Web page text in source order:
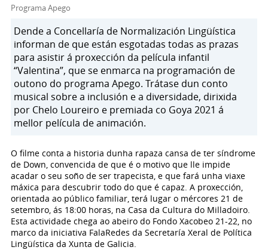
Programa Apego
Dende a Concellaría de Normalización Lingüística
informan de que están esgotadas todas as prazas
para asistir á proxección da película infantil
“Valentina”, que se enmarca na programación de
outono do programa Apego. Trátase dun conto
musical sobre a inclusión e a diversidade, dirixida
por Chelo Loureiro e premiada co Goya 2021 á
mellor película de animación.
O filme conta a historia dunha rapaza cansa de ter síndrome
de Down, convencida de que é o motivo que lle impide
acadar o seu soño de ser trapecista, e que fará unha viaxe
máxica para descubrir todo do que é capaz. A proxección,
orientada ao público familiar, terá lugar o mércores 21 de
setembro, ás 18:00 horas, na Casa da Cultura do Milladoiro.
Esta actividade chega ao abeiro do Fondo Xacobeo 21-22, no
marco da iniciativa FalaRedes da Secretaría Xeral de Política
Lingüística da Xunta de Galicia.